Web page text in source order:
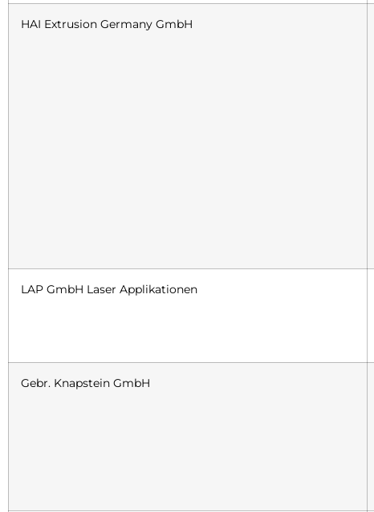
HAI Extrusion Germany GmbH
LAP GmbH Laser Applikationen
Gebr. Knapstein GmbH